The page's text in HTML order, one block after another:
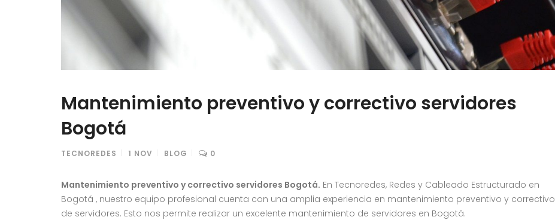
Mantenimiento preventivo y correctivo servidores
Bogotá
TECNOREDES 1 NOV BLOG 0
Mantenimiento preventivo y correctivo servidores Bogotá. En Tecnoredes, Redes y Cableado Estructurado en
Bogotá , nuestro equipo profesional cuenta con una amplia experiencia en mantenimiento preventivo y correctivo
de servidores. Esto nos permite realizar un excelente mantenimiento de servidores en Bogotá.